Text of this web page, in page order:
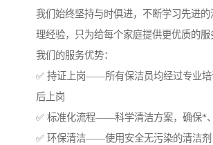
我们始终坚持与时俱进，不断学习先进
理经验，只为给每个家庭提供更优质的服
我们的服务优势：
✅ 持证上岗——所有保洁员均经过专业培
后上岗
✅ 标准化流程——科学清洁方案，确保*
✅ 环保清洁——使用安全无污染的清洁剂